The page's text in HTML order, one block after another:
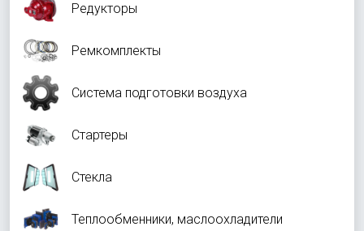
Редукторы
Ремкомплекты
Система подготовки воздуха
Стартеры
Стекла
Теплообменники, маслоохладители